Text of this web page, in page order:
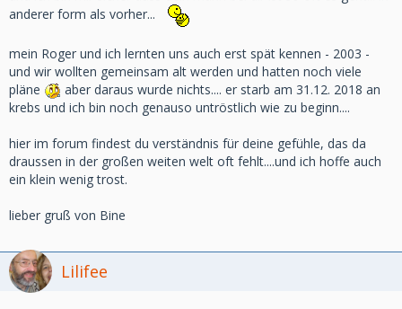
anderer form als vorher...
mein Roger und ich lernten uns auch erst spät kennen - 2003 -
und wir wollten gemeinsam alt werden und hatten noch viele
pläne
aber daraus wurde nichts.... er starb am 31.12. 2018 an
krebs und ich bin noch genauso untröstlich wie zu beginn....
hier im forum findest du verständnis für deine gefühle, das da
draussen in der großen weiten welt oft fehlt....und ich hoffe auch
ein klein wenig trost.
lieber gruß von Bine
Lilifee